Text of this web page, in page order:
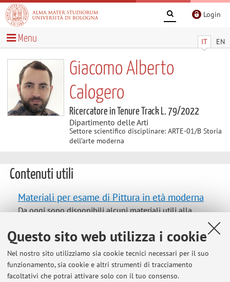
Questo sito web utilizza i cookie
Nel nostro sito utilizziamo sia cookie tecnici necessari per il suo
funzionamento, sia cookie e altri strumenti di tracciamento
facoltativi che potrai attivare solo con il tuo consenso.
Login
IT EN
Menu
Giacomo Alberto
Calogero
Ricercatore in Tenure Track L. 79/2022
Dipartimento delle Arti
Settore scientifico disciplinare: ARTE-01/B Storia
dell’arte moderna
Contenuti utili
Materiali per esame di Pittura in età moderna
Da oggi sono disponibili alcuni materiali utili alla
preparazione dell'esame di Pittura in età moderna presso
Copy System in Via Fondazza 13